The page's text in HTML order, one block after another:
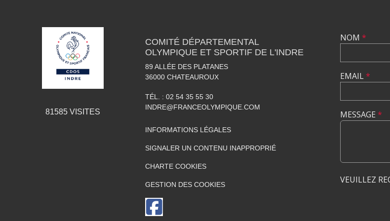
81585VISITES
COMITÉ DÉPARTEMENTAL
OLYMPIQUE ET SPORTIF DE L'INDRE
89 ALLÉE DES PLATANES
36000 CHATEAUROUX
TÉL. : 02 54 35 55 30
INDRE@FRANCEOLYMPIQUE.COM
INFORMATIONS LÉGALES
SIGNALER UN CONTENU INAPPROPRIÉ
CHARTE COOKIES
GESTION DES COOKIES
NOM *
EMAIL*
MESSAGE *
VEUILLEZ